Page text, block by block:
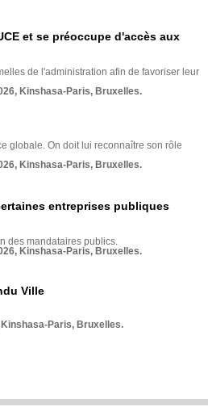
et se préoccupe d'accès aux
de l'administration afin de favoriser leur
Kinshasa-Paris, Bruxelles.
globale. On doit lui reconnaître son rôle
Kinshasa-Paris, Bruxelles.
entreprises publiques
des mandataires publics.
Kinshasa-Paris, Bruxelles.
Ville
Kinshasa-Paris, Bruxelles.